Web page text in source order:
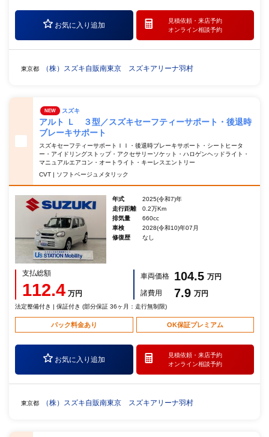
お気に入り追加
見積依頼・ 来店予約
オンライン相談予約
東京都 （株）スズキ自販南東京 スズキアリーナ羽村
NEW スズキ
アルト Ｌ ３型／スズキセーフティーサポート・後退時
ブレーキサポート
スズキセーフティーサポートＩＩ・後退時ブレーキサポート・シートヒータ
ー・アイドリングストップ・アクセサリーソケット・ハロゲンヘッドライト・
マニュアルエアコン・オートライト・キーレスエントリー
CVT | ソフトベージュメタリック
年式
2025(令和7)年
走行距離
0.2万Km
排気量
660cc
車検
2028(令和10)年07月
修復歴
なし
支払総額
112.4 万円
車両価格 104.5 万円
諸費用
7.9 万円
法定整備付き | 保証付き (部分保証 36ヶ月：走行無制限)
パック料金あり OK保証プレミアム
お気に入り追加
見積依頼・ 来店予約
オンライン相談予約
東京都 （株）スズキ自販南東京 スズキアリーナ羽村